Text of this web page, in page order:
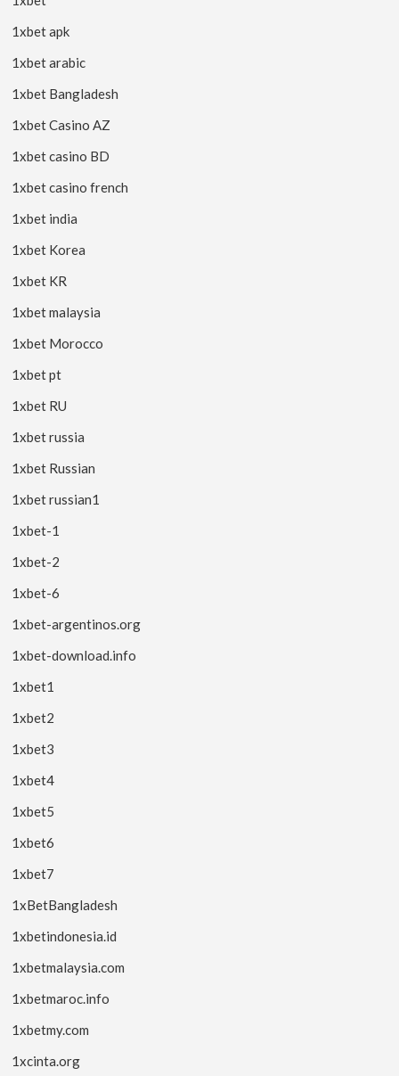
1xbet apk
1xbet arabic
1xbet Bangladesh
1xbet Casino AZ
1xbet casino BD
1xbet casino french
1xbet india
1xbet Korea
1xbet KR
1xbet malaysia
1xbet Morocco
1xbet pt
1xbet RU
1xbet russia
1xbet Russian
1xbet russian1
1xbet-1
1xbet-2
1xbet-6
1xbet-argentinos.org
1xbet-download.info
1xbet1
1xbet2
1xbet3
1xbet4
1xbet5
1xbet6
1xbet7
1xBetBangladesh
1xbetindonesia.id
1xbetmalaysia.com
1xbetmaroc.info
1xbetmy.com
1xcinta.org